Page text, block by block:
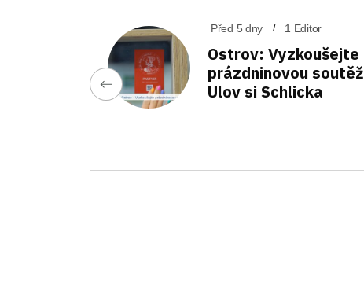
Před 5 dny 1 Editor
Ostrov: Vyzkoušejte
prázdninovou soutěž
Ulov si Schlicka